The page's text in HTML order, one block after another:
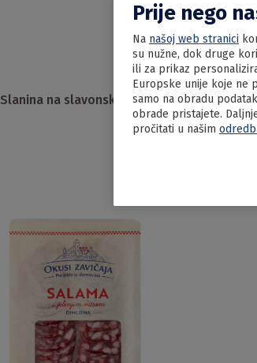
Slanina na slavonski način
Prije nego
Na našoj web stranici
su nužne, dok druge
ili za prikaz
Europske unije koje ne
samo na obradu
obrade pristajete.
pročitati u našim